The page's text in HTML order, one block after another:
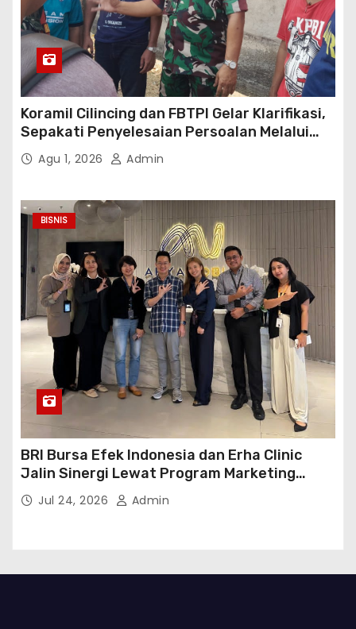
Koramil Cilincing dan FBTPI Gelar Klarifikasi,
Sepakati Penyelesaian Persoalan Melalui
DialogAgu 1, 2026 Admin
BISNIS
BRI Bursa Efek Indonesia dan Erha Clinic
Jalin Sinergi Lewat Program Marketing
Kolaborasi
Jul 24, 2026 Admin